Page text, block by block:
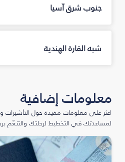
جنوب شرق آسيا
شبه القارة الهندية
معلومات إضافية
اعثر على معلومات مفيدة حول التأشيرات
لمساعدتك في التخطيط لرحلتك والتنعّم